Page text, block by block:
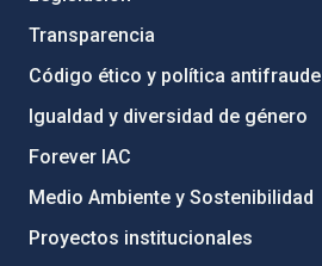
Transparencia
Código ético y política antifraude
Igualdad y diversidad de género
Forever IAC
Medio Ambiente y Sostenibilidad
Proyectos institucionales